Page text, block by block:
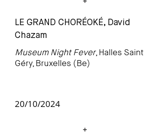
LE GRAND CHORÉOKÉ, David
Chazam
Museum Night Fever, Halles Saint
Géry, Bruxelles (Be)
20/10/2024